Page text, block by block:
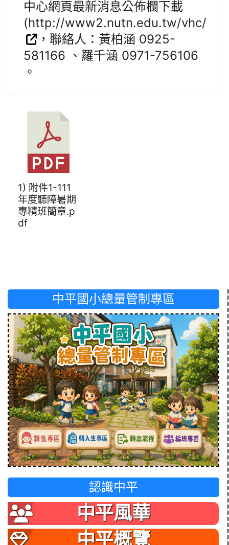
中心網頁最新消息公佈欄下載
(http://www2.nutn.edu.tw/vhc/
，聯絡人：黃柏涵 0925-
581166 、羅千涵 0971-756106
。
1) 附件1-111
年度聽障暑期
專精班簡章.p
df
中平國小總量管制專區
認識中平
中平風華
中平概覽